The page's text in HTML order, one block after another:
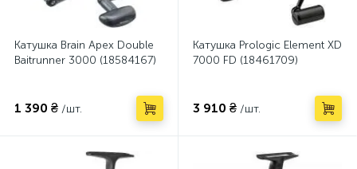
Катушка Brain Apex Double
Baitrunner 3000 (18584167)
1 390 ₴ /шт.
Катушка Prologic Element XD
7000 FD (18461709)
3 910 ₴ /шт.